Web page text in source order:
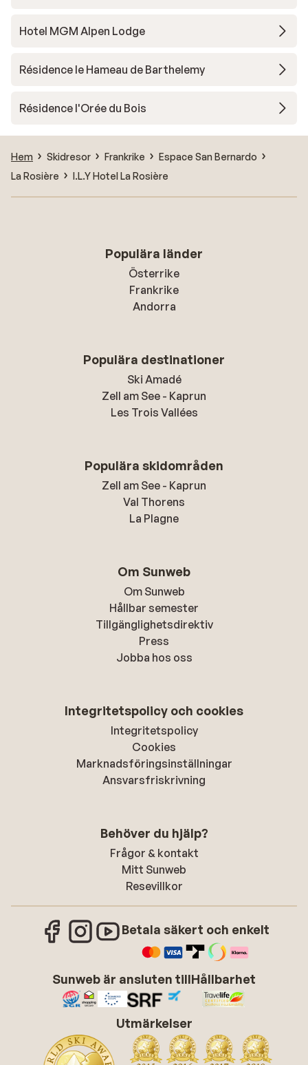
Hotel MGM Alpen Lodge
Résidence le Hameau de Barthelemy
Résidence l'Orée du Bois
Hem Skidresor Frankrike
Espace San Bernardo
La Rosière
I.L.Y Hotel La Rosière
Populära länder
Österrike
Frankrike
Andorra
Populära destinationer
Ski Amadé
Zell am See - Kaprun
Les Trois Vallées
Populära skidområden
Zell am See - Kaprun
Val Thorens
La Plagne
Om Sunweb
Om Sunweb
Hållbar semester
Tillgänglighetsdirektiv
Press
Jobba hos oss
Integritetspolicy och cookies
Integritetspolicy
Cookies
Marknadsföringsinställningar
Ansvarsfriskrivning
Behöver du hjälp?
Frågor & kontakt
Mitt Sunweb
Resevillkor
Betala säkert och enkelt
Sunweb är ansluten tillHållbarhet
Utmärkelser